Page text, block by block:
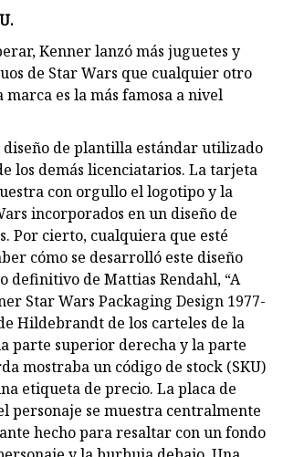
Kenner lanzó más juguetes y
de Star Wars que cualquier otro
es la más famosa a nivel
diseño de plantilla estándar utilizado
los demás licenciatarios. La tarjeta
con orgullo el logotipo y la
incorporados en un diseño de
Por cierto, cualquiera que esté
cómo se desarrolló este diseño
definitivo de Mattias Rendahl, “A
Star Wars Packaging Design 1977-
Hildebrandt de los carteles de la
parte superior derecha y la parte
mostraba un código de stock (SKU)
etiqueta de precio. La placa de
personaje se muestra centralmente
hecho para resaltar con un fondo